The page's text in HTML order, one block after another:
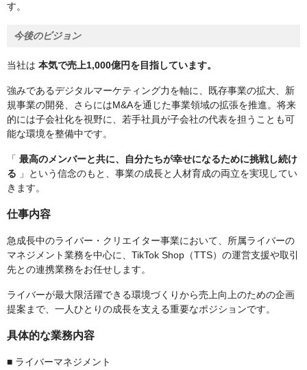
す。
今後のビジョン
当社は 本気で売上1,000億円を目指しています。
強みであるデジタルマーケティング力を軸に、既存事業の拡大、新
規事業の開発、さらにはM&Aを通じた事業領域の拡張を推進。将来
的には子会社化を視野に、若手社員が子会社の代表を担うことも可
能な環境を整備中です。
「 最高のメンバーと共に、自分たちが幸せになるために挑戦し続け
る 」という信念のもと、事業の成長と人材育成の両立を実現してい
きます。
仕事内容
急成長中のライバー・クリエイター事業において、所属ライバーの
マネジメント業務を中心に、TikTok Shop（TTS）の運営支援や取引
先との連携業務をお任せします。
ライバーが最大限活躍できる環境づくりから売上向上のための企画
提案まで、一人ひとりの成長を支える重要なポジションです。
具体的な業務内容
■ ライバーマネジメント